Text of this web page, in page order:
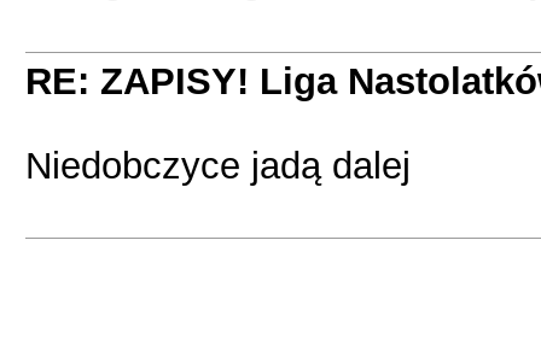
RE: ZAPISY! Liga
Niedobczyce jadą dalej